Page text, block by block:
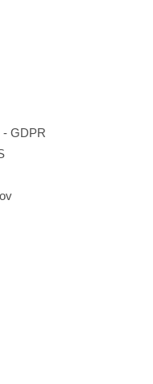
- GDPR